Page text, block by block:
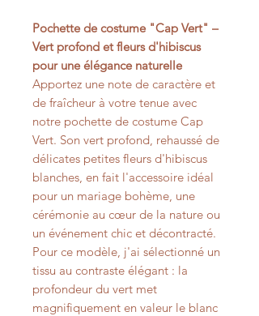
Pochette de costume "Cap Vert" –
Vert profond et fleurs d'hibiscus
pour une élégance naturelle
Apportez une note de caractère et
de fraîcheur à votre tenue avec
notre pochette de costume Cap
Vert. Son vert profond, rehaussé de
délicates petites fleurs d'hibiscus
blanches, en fait l'accessoire idéal
pour un mariage bohème, une
cérémonie au cœur de la nature ou
un événement chic et décontracté.
Pour ce modèle, j'ai sélectionné un
tissu au contraste élégant : la
profondeur du vert met
magnifiquement en valeur le blanc